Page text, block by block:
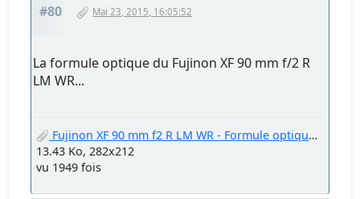
#80 Mai 23, 2015, 16:05:52
La formule optique du Fujinon XF 90 mm f/2 R
LM WR...
Fujinon XF 90 mm f2 R LM WR - Formule optique.jpg
13.43 Ko, 282x212
vu 1949 fois